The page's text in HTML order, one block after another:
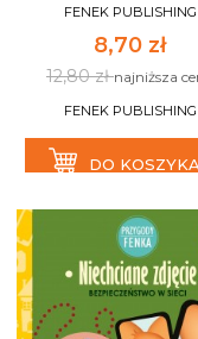
FENEK PUBLISHING
8,70 zł
12,80 złnajniższa
FENEK PUBLISHING
DO KOSZYKA